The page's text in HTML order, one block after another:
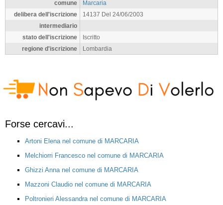
comune
Marcaria
delibera dell'iscrizione
14137 Del 24/06/2003
intermediario
stato dell'iscrizione
Iscritto
regione d'iscrizione
Lombardia
Forse cercavi...
Artoni Elena nel comune di MARCARIA
Melchiorri Francesco nel comune di MARCARIA
Ghizzi Anna nel comune di MARCARIA
Mazzoni Claudio nel comune di MARCARIA
Poltronieri Alessandra nel comune di MARCARIA